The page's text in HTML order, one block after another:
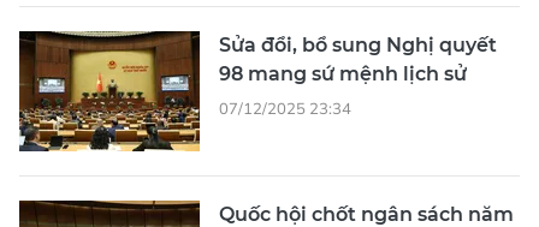
Sửa đổi, bổ sung Nghị quyết
98 mang sứ mệnh lịch sử
07/12/2025 23:34
Quốc hội chốt ngân sách năm